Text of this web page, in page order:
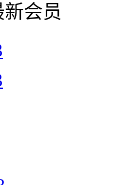
会员